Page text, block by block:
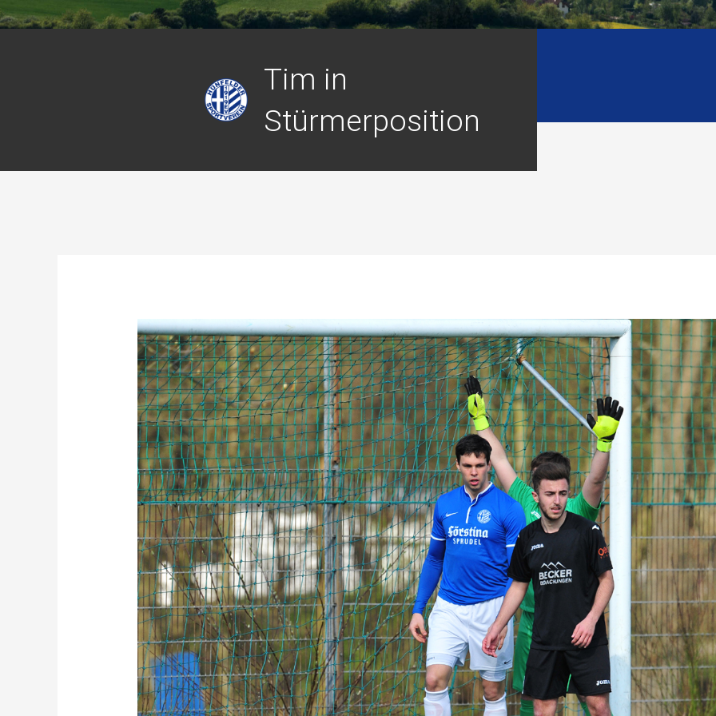
Tim in
Stürmerposition